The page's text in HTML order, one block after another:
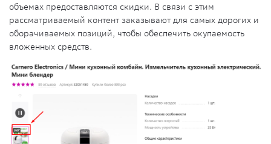
объемах предоставляются скидки. В связи с этим
рассматриваемый контент заказывают для самых дорогих и
оборачиваемых позиций, чтобы обеспечить окупаемость
вложенных средств.